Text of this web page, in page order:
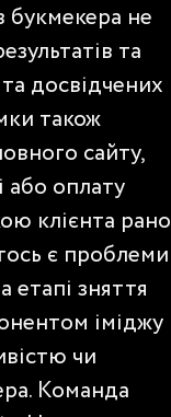
букмекера не
та
досвідчених
також
сайту,
або оплату
клієнта рано
є проблеми
етапі зняття
іміджу
чи
Команда